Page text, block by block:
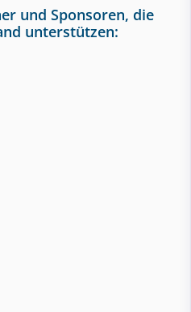
und Sponsoren, die
unterstützen: